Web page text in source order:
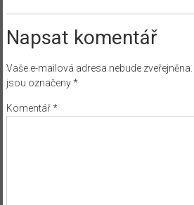
Napsat komentář
Vaše e-mailová adresa nebude zveřejněna.
jsou označeny*
Komentář*